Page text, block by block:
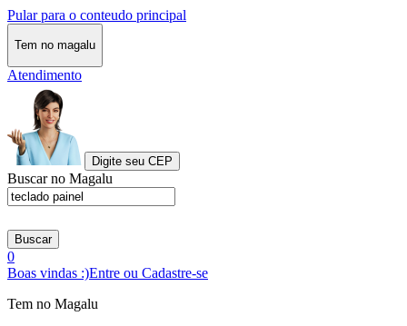
Pular para o conteudo principal
Tem no magalu
Atendimento
Digite seu CEP
Buscar no Magalu
Buscar
0
Boas vindas :)Entre ou Cadastre-se
Tem no Magalu